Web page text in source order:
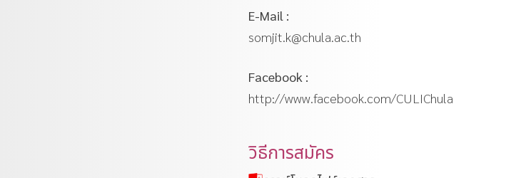
E-Mail :
somjit.k@chula.ac.th
Facebook :
http://www.facebook.com/CULIChula
วิธีการสมัคร